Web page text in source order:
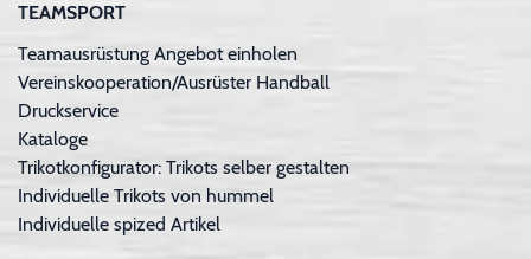
TEAMSPORT
Teamausrüstung Angebot einholen
Vereinskooperation/Ausrüster Handball
Druckservice
Kataloge
Trikotkonfigurator: Trikots selber gestalten
Individuelle Trikots von hummel
Individuelle spized Artikel